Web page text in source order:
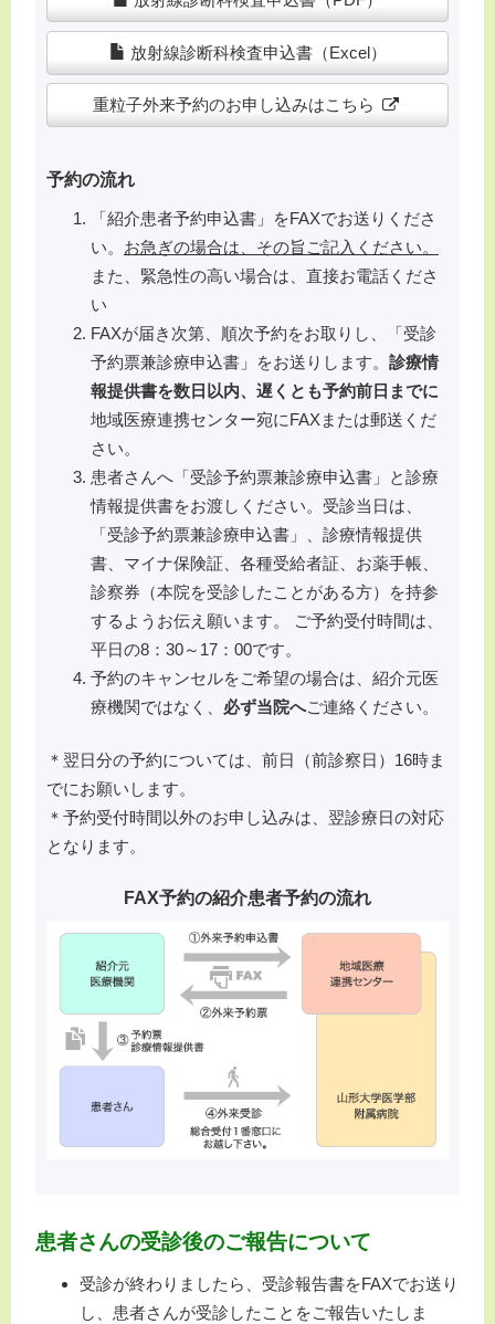
放射線診断科検査申込書（Excel）
重粒子外来予約のお申し込みはこちら
予約の流れ
「紹介患者予約申込書」をFAXでお送りくださ
い。 お急ぎの場合は、その旨ご記入ください。
また、緊急性の高い場合は、直接お電話くださ
い
FAXが届き次第、順次予約をお取りし、「受診
予約票兼診療申込書」をお送りします。 診療情
報提供書を数日以内、遅くとも予約前日までに
地域医療連携センター宛にFAXまたは郵送くだ
さい。
患者さんへ「受診予約票兼診療申込書」と診療
情報提供書をお渡しください。受診当日は、
「受診予約票兼診療申込書」、診療情報提供
書、マイナ保険証、各種受給者証、お薬手帳、
診察券（本院を受診したことがある方）を持参
するようお伝え願います。 ご予約受付時間は、
平日の8：30～17：00です。
予約のキャンセルをご希望の場合は、紹介元医
療機関ではなく、 必ず当院へご連絡ください。
＊翌日分の予約については、前日（前診察日）16時ま
でにお願いします。
＊予約受付時間以外のお申し込みは、翌診療日の対応
となります。
FAX予約の紹介患者予約の流れ
患者さんの受診後のご報告について
受診が終わりましたら、受診報告書をFAXでお送り
し、患者さんが受診したことをご報告いたしま